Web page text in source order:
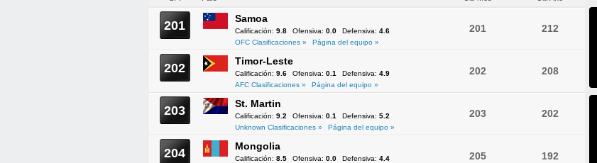
201 Samoa
Calificación: 9.8 Ofensiva: 0.0 Defensiva: 4.6
OFC Clasificaciones »
Página del equipo »
201 212
202 Timor-Leste
Calificación: 9.6 Ofensiva: 0.1 Defensiva: 4.9
AFC Clasificaciones »
Página del equipo »
202 208
203 St. Martin
Calificación: 9.2 Ofensiva: 0.1 Defensiva: 5.2
Unknown Clasificaciones »
Página del equipo »
203 202
204 Mongolia
Calificación: 8.5 Ofensiva: 0.0 Defensiva: 4.4
205 192